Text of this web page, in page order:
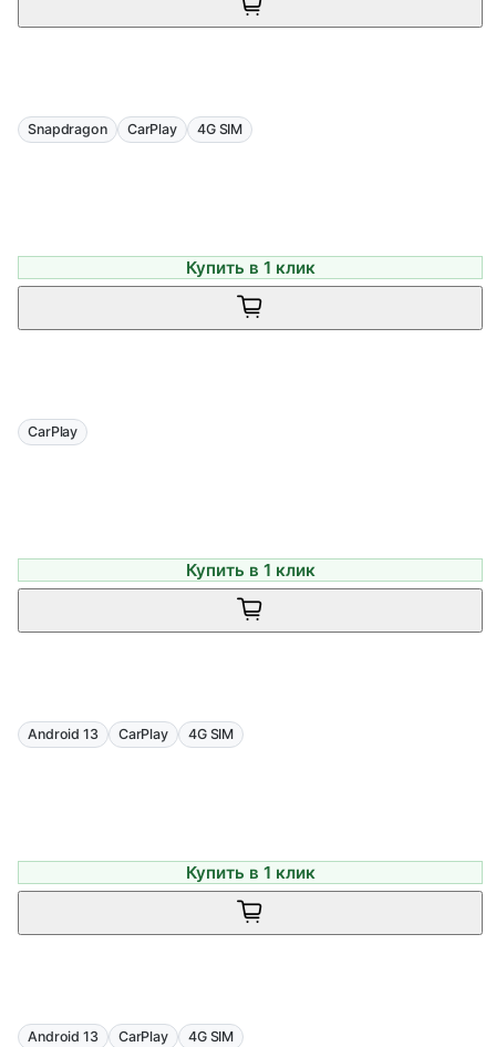
Snapdragon CarPlay 4G SIM
Купить в 1 клик
CarPlay
Купить в 1 клик
Android 13 CarPlay 4G SIM
Купить в 1 клик
Android 13 CarPlay 4G SIM